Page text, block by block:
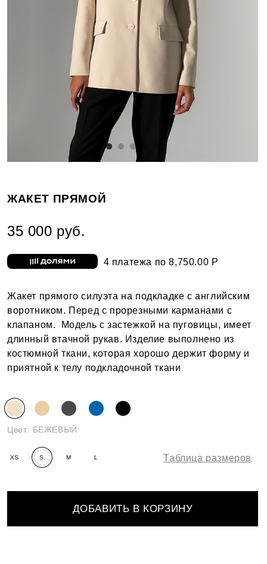
ЖАКЕТ ПРЯМОЙ
35 000 руб.
4 платежа по 8,750.00 Р
Жакет прямого силуэта на подкладке с английским
воротником. Перед с прорезными карманами с
клапаном. Модель с застежкой на пуговицы, имеет
длинный втачной рукав. Изделие выполнено из
костюмной ткани, которая хорошо держит форму и
приятной к телу подкладочной ткани
Цвет: БЕЖЕВЫЙ
XS S M L Таблица размеров
ДОБАВИТЬ В КОРЗИНУ